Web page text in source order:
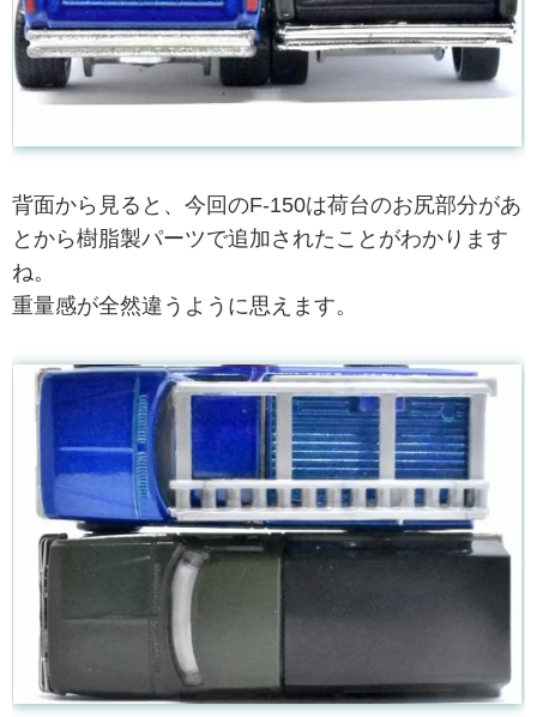
背面から見ると、今回のF-150は荷台のお尻部分があ
とから樹脂製パーツで追加されたことがわかります
ね。
重量感が全然違うように思えます。